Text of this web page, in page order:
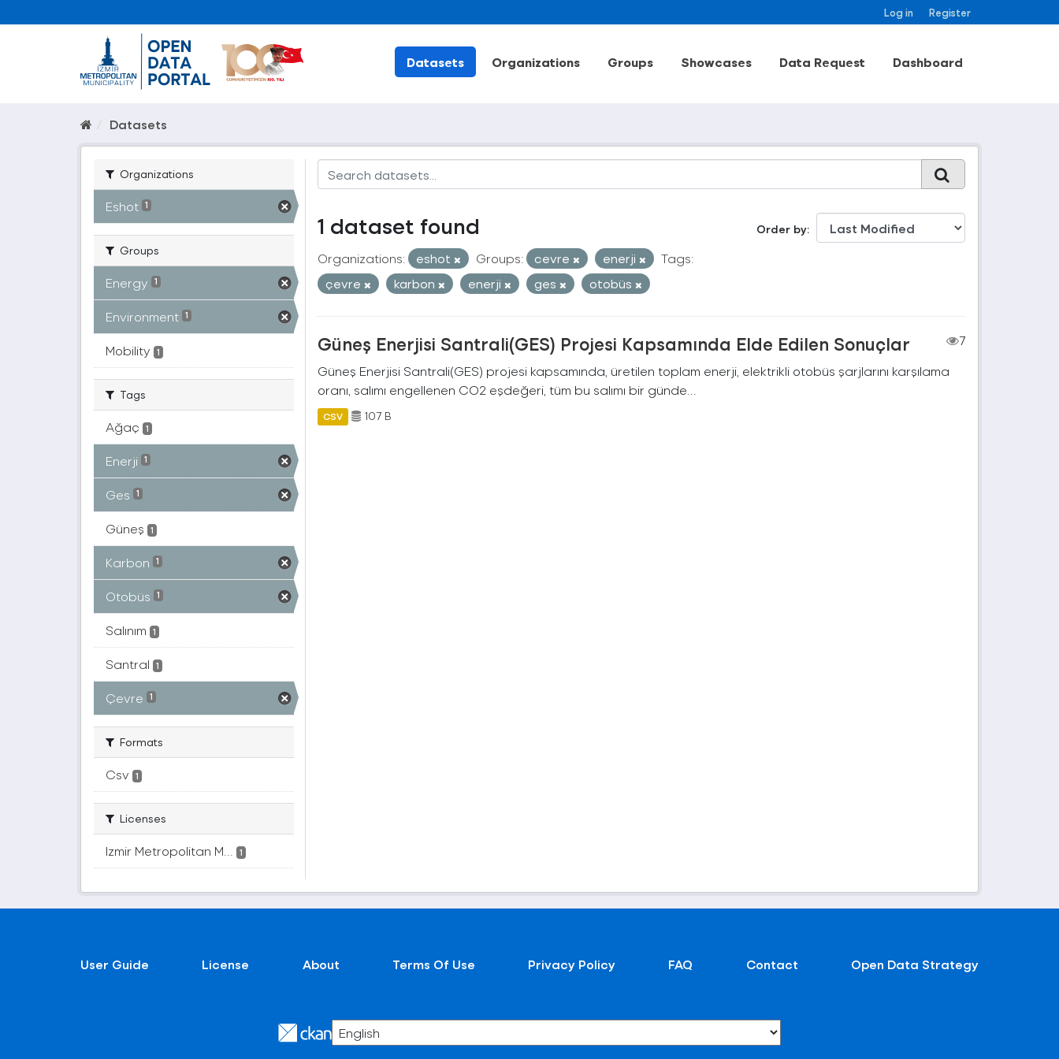
Log in Register
Datasets Organizations Groups Showcases Data Request Dashboard
Datasets
Organizations
Eshot 1
Groups
Energy 1
Environment 1
Mobility 1
Tags
Ağaç 1
Enerji 1
Ges 1
Güneş 1
Karbon 1
Otobüs 1
Salınım 1
Santral 1
Çevre 1
Formats
Csv 1
Licenses
Izmir Metropolitan M... 1
Order by
1 dataset found
Organizations: eshot Groups: cevre enerji
Tags:
çevre
karbon enerji ges otobüs
Güneş Enerjisi Santrali(GES) Projesi Kapsamında Elde Edilen Sonuçlar
7
Güneş Enerjisi Santrali(GES) projesi kapsamında, üretilen toplam enerji, elektrikli otobüs şarjlarını karşılama
oranı, salımı engellenen CO2 eşdeğeri, tüm bu salımı bir günde...
CSV 107 B
User Guide License About Terms Of Use Privacy Policy FAQ Contact Open Data Strategy